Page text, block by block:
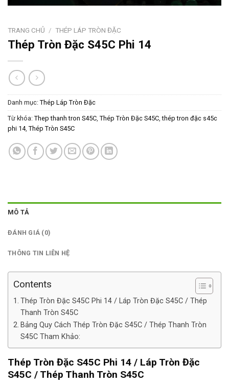
TRANG CHỦ / THÉP LÁP TRÒN ĐẶC
Thép Tròn Đặc S45C Phi 14
Danh mục: Thép Láp Tròn Đặc
Từ khóa: Thep thanh tron S45C Thép Tròn Đặc S45C ,thép tron đặc s45c
phi 14, Thép Tròn S45C
MÔ TẢ
ĐÁNH GIÁ (0)
THÔNG TIN LIÊN HỆ
Contents
Thép Tròn Đặc S45C Phi 14 / Láp Tròn Đặc S45C / Thép
Thanh Tròn S45C
Bảng Quy Cách Thép Tròn Đặc S45C / Thép Thanh Tròn
S45C Tham Khảo:
Thép Tròn Đặc S45C Phi 14 / Láp Tròn Đặc
S45C / Thép Thanh Tròn S45C